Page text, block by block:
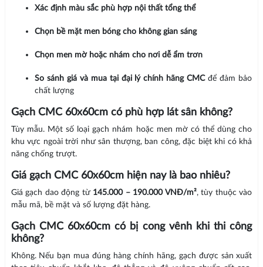
Xác định màu sắc phù hợp nội thất tổng thể
Chọn bề mặt men bóng cho không gian sáng
Chọn men mờ hoặc nhám cho nơi dễ ẩm trơn
So sánh giá và mua tại đại lý chính hãng CMCđể đảm bảo
chất lượng
Gạch CMC 60x60cm có phù hợp lát sân không?
Tùy mẫu. Một số loại gạch nhám hoặc men mờ có thể dùng cho
khu vực ngoài trời như sân thượng, ban công, đặc biệt khi có khả
năng chống trượt.
Giá gạch CMC 60x60cm hiện nay là bao nhiêu?
Giá gạch dao động từ 145.000 – 190.000 VNĐ/m², tùy thuộc vào
mẫu mã, bề mặt và số lượng đặt hàng.
Gạch CMC 60x60cm có bị cong vênh khi thi công
không?
Không. Nếu bạn mua đúng hàng chính hãng, gạch được sản xuất